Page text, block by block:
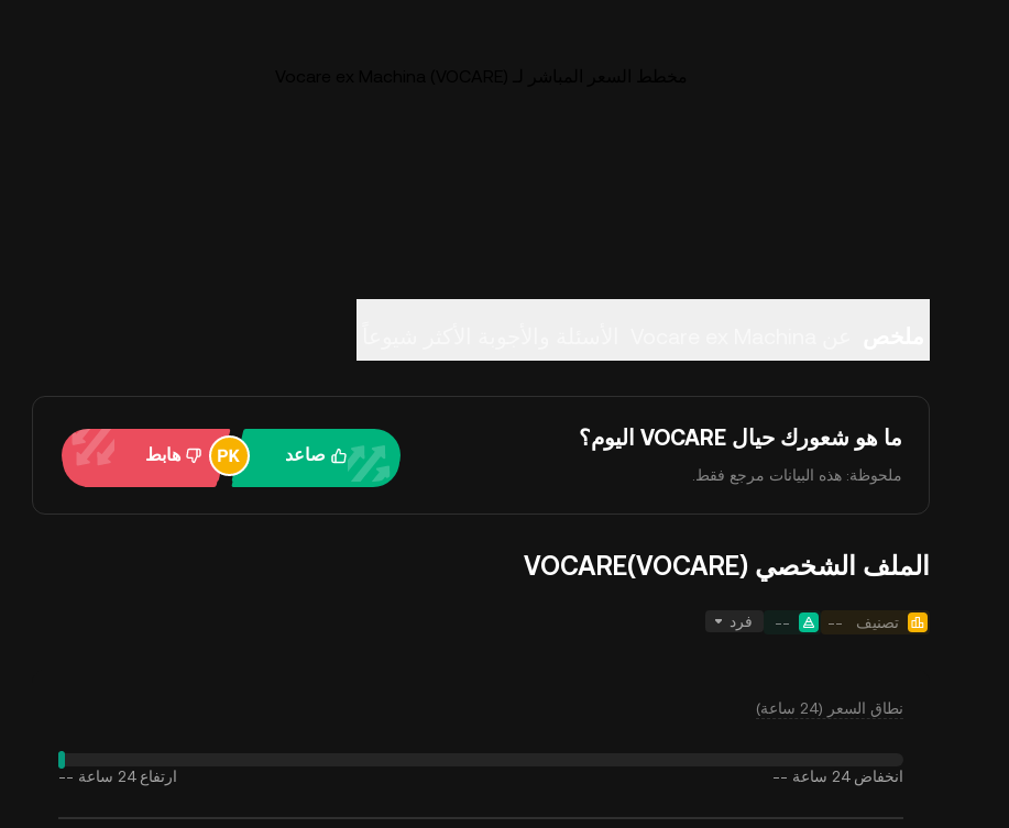
ما هو شعورك حيال VOCARE اليوم؟
ملحوظة: هذه البيانات مرجع فقط.
صاعد هابط
الملف الشخصي VOCARE(VOCARE)
تصنيف --
-- فرد
نطاق السعر (24 ساعة)
انخفاض 24 ساعة -- ارتفاع 24 ساعة --